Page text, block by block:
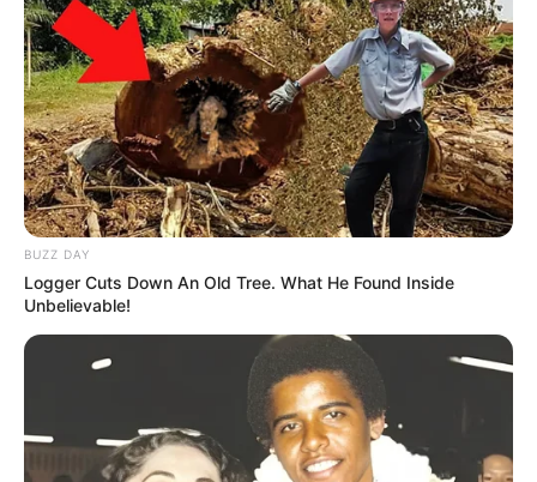
BUZZ DAY
Logger Cuts Down An Old Tree. What He Found Inside
Unbelievable!